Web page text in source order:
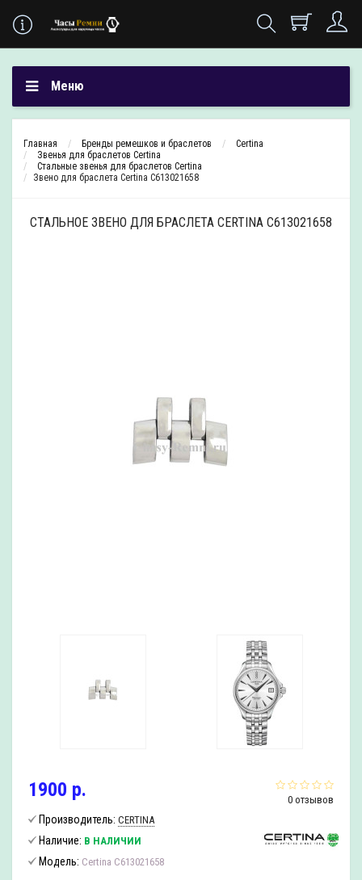
Меню
Главная Бренды ремешков и браслетов
Certina
Звенья для браслетов Certina
Стальные звенья для браслетов Certina
Звено для браслета Certina C613021658
СТАЛЬНОЕ ЗВЕНО ДЛЯ БРАСЛЕТА CERTINA C613021658
0 отзывов
1900 р.
Производитель: CERTINA
Наличие: В НАЛИЧИИ
Модель: Certina C613021658